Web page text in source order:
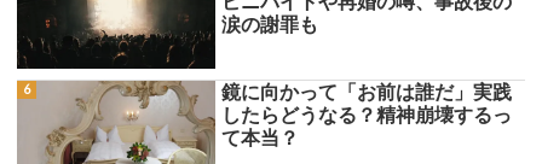
涙の謝罪も
鏡に向かって「お前は誰だ」実践
したらどうなる？精神崩壊するっ
て本当？